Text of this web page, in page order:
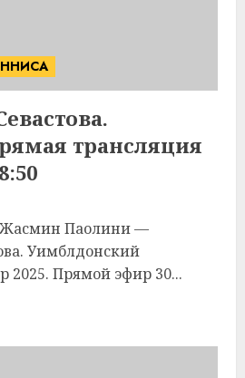
трансляция
Жасмин Паолини —
Уимблдонский
2025. Прямой эфир 30...